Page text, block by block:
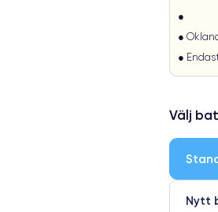
●
●
●
Välj
Nytt